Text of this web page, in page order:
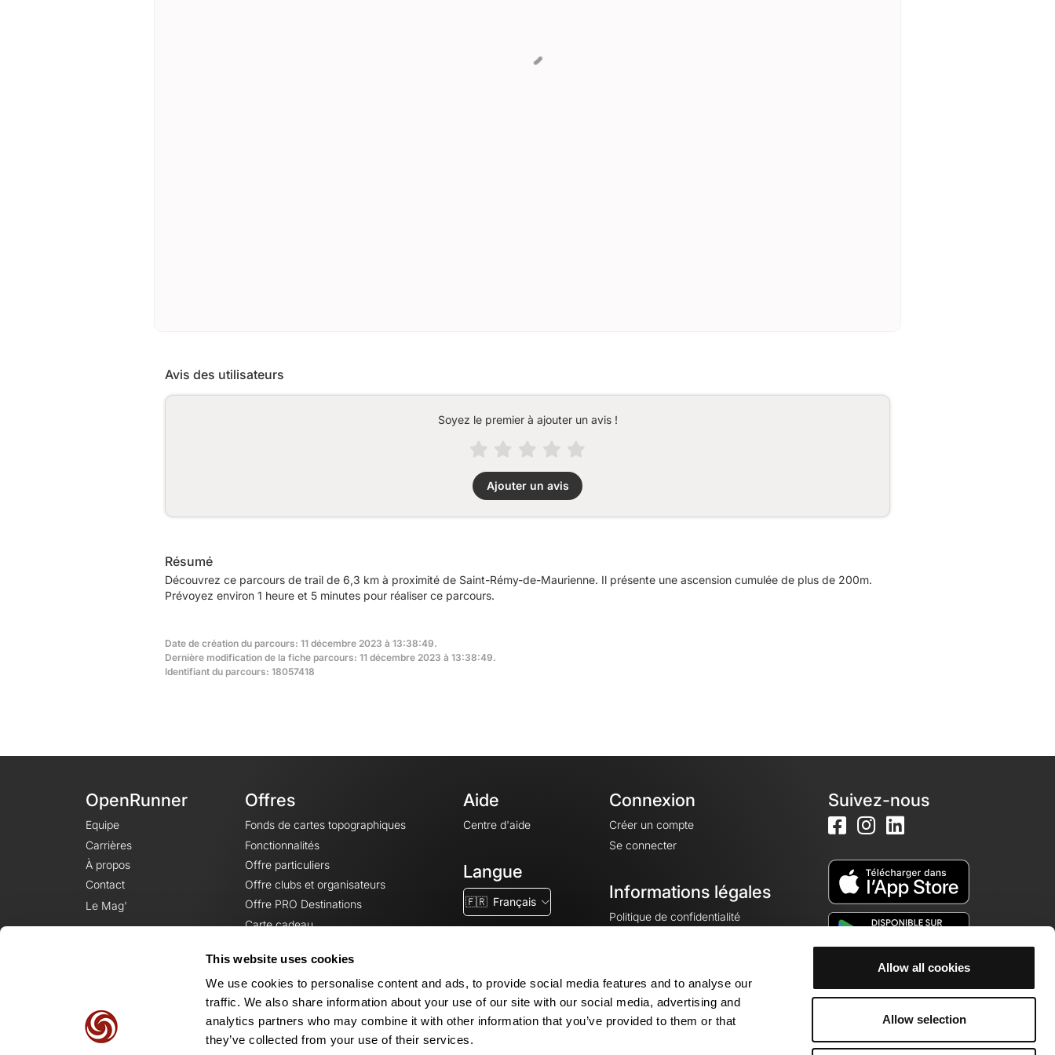
This website uses cookies
We use cookies to personalise content and ads, to provide social media features and to analyse our
traffic. We also share information about your use of our site with our social media, advertising and
analytics partners who may combine it with other information that you’ve provided to them or that
they’ve collected from your use of their services.
Allow all cookies
Allow selection
Avis des utilisateurs
Soyez le premier à ajouter un avis !
Ajouter un avis
Résumé
Découvrez ce parcours de trail de 6,3 km à proximité de Saint-Rémy-de-Maurienne. Il présente une ascension cumulée de plus de 200m.
Prévoyez environ 1 heure et 5 minutes pour réaliser ce parcours.
Date de création du parcours: 11 décembre 2023 à 13:38:49.
Dernière modification de la fiche parcours: 11 décembre 2023 à 13:38:49.
Identifiant du parcours: 18057418
OpenRunner
Equipe
Carrières
À propos
Contact
Le Mag'
Offres
Fonds de cartes topographiques
Fonctionnalités
Offre particuliers
Offre clubs et organisateurs
Offre PRO Destinations
Carte cadeau
Aide
Centre d'aide
Langue
🇫🇷 Français
Connexion
Créer un compte
Se connecter
Informations légales
Politique de confidentialité
Mentions légales
Paramètres des cookies
Suivez-nous